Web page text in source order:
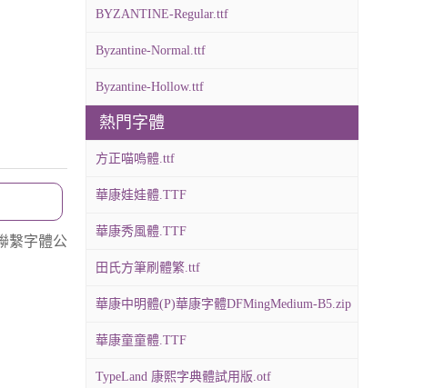
繫字體公
BYZANTINE-Regular.ttf
Byzantine-Normal.ttf
Byzantine-Hollow.ttf
熱門字體
方正喵嗚體.ttf
華康娃娃體.TTF
華康秀風體.TTF
田氏方筆刷體繁.ttf
華康中明體(P)華康字體DFMingMedium-B5.zip
華康童童體.TTF
TypeLand 康熙字典體試用版.otf